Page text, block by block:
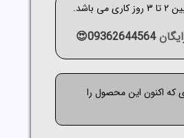
باشد.
09362644564😍
که اکنون این محصول را